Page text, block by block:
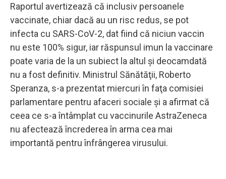
Raportul avertizează că inclusiv persoanele
vaccinate, chiar dacă au un risc redus, se pot
infecta cu SARS-CoV-2, dat fiind că niciun vaccin
nu este 100% sigur, iar răspunsul imun la vaccinare
poate varia de la un subiect la altul şi deocamdată
nu a fost definitiv. Ministrul Sănătăţii, Roberto
Speranza, s-a prezentat miercuri în faţa comisiei
parlamentare pentru afaceri sociale şi a afirmat că
ceea ce s-a întâmplat cu vaccinurile AstraZeneca
nu afectează încrederea în arma cea mai
importantă pentru înfrângerea virusului.